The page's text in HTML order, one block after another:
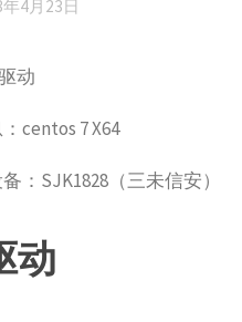
4月23日
动
centos 7 X64
：SJK1828（三未信安）
动